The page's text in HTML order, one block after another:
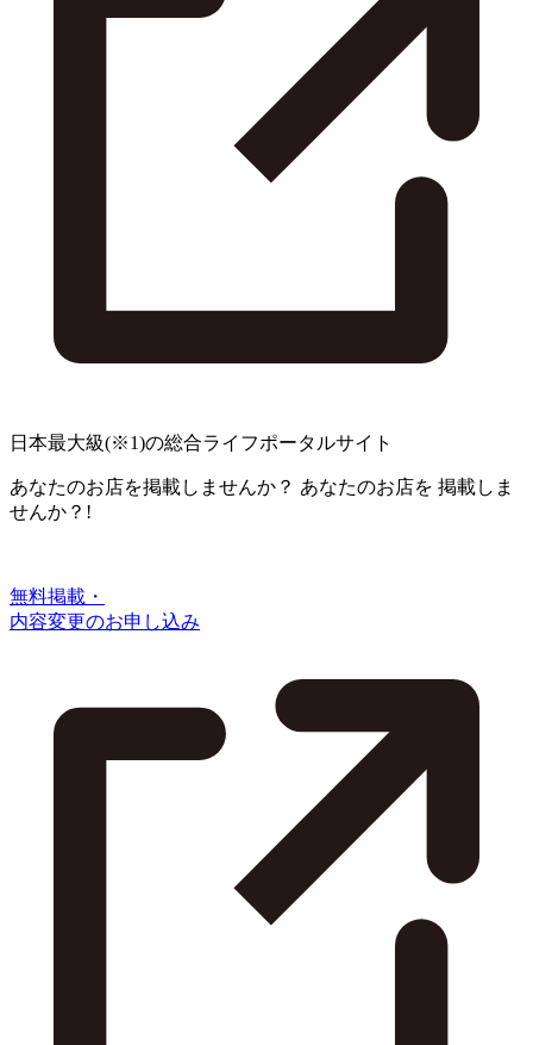
日本最大級(※1)の総合ライフポータルサイト
あなたのお店を掲載しませんか？ あなたのお店を 掲載しま
せんか？!
無料掲載・
内容変更のお申し込み